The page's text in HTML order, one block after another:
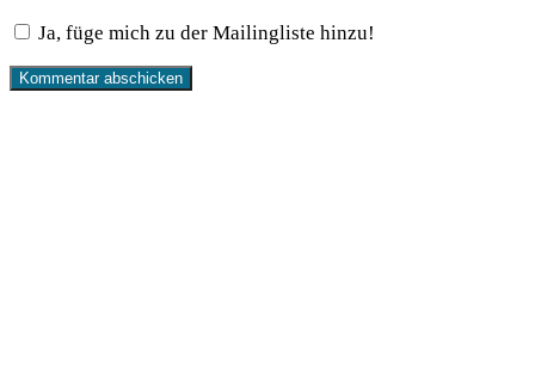
Ja, füge mich zu der Mailingliste hinzu!